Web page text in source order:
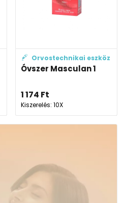
Orvostechnikai eszköz
Óvszer Masculan 1
1 174 Ft
Kiszerelés: 10X